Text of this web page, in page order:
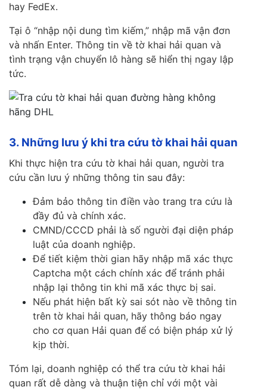
hay FedEx.
Tại ô “nhập nội dung tìm kiếm,” nhập mã vận đơn
và nhấn Enter. Thông tin về tờ khai hải quan và
tình trạng vận chuyển lô hàng sẽ hiển thị ngay lập
tức.
3. Những lưu ý khi tra cứu tờ khai hải quan
Khi thực hiện tra cứu tờ khai hải quan, người tra
cứu cần lưu ý những thông tin sau đây:
Đảm bảo thông tin điền vào trang tra cứu là
đầy đủ và chính xác.
CMND/CCCD phải là số người đại diện pháp
luật của doanh nghiệp.
Để tiết kiệm thời gian hãy nhập mã xác thực
Captcha một cách chính xác để tránh phải
nhập lại thông tin khi mã xác thực bị sai.
Nếu phát hiện bất kỳ sai sót nào về thông tin
trên tờ khai hải quan, hãy thông báo ngay
cho cơ quan Hải quan để có biện pháp xử lý
kịp thời.
Tóm lại, doanh nghiệp có thể tra cứu tờ khai hải
quan rất dễ dàng và thuận tiện chỉ với một vài